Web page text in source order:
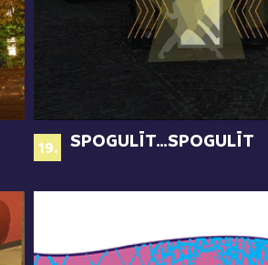
19. SPOGULĪT…SPOGULĪT